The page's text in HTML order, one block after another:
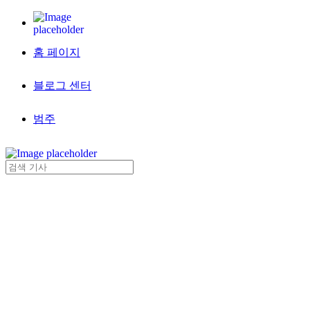
홈 페이지
블로그 센터
범주